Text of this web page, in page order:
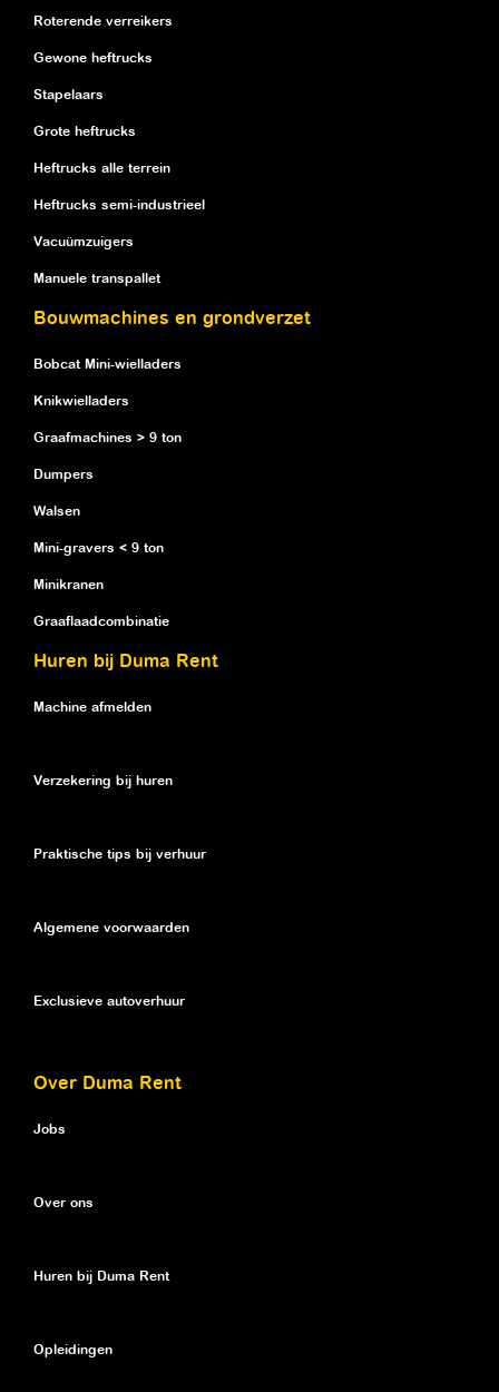
Roterende verreikers
Gewone heftrucks
Stapelaars
Grote heftrucks
Heftrucks alle terrein
Heftrucks semi-industrieel
Vacuümzuigers
Manuele transpallet
Bouwmachines en grondverzet
Bobcat Mini-wielladers
Knikwielladers
Graafmachines > 9 ton
Dumpers
Walsen
Mini-gravers < 9 ton
Minikranen
Graaflaadcombinatie
Huren bij Duma Rent
Machine afmelden
Verzekering bij huren
Praktische tips bij verhuur
Algemene voorwaarden
Exclusieve autoverhuur
Over Duma Rent
Jobs
Over ons
Huren bij Duma Rent
Opleidingen